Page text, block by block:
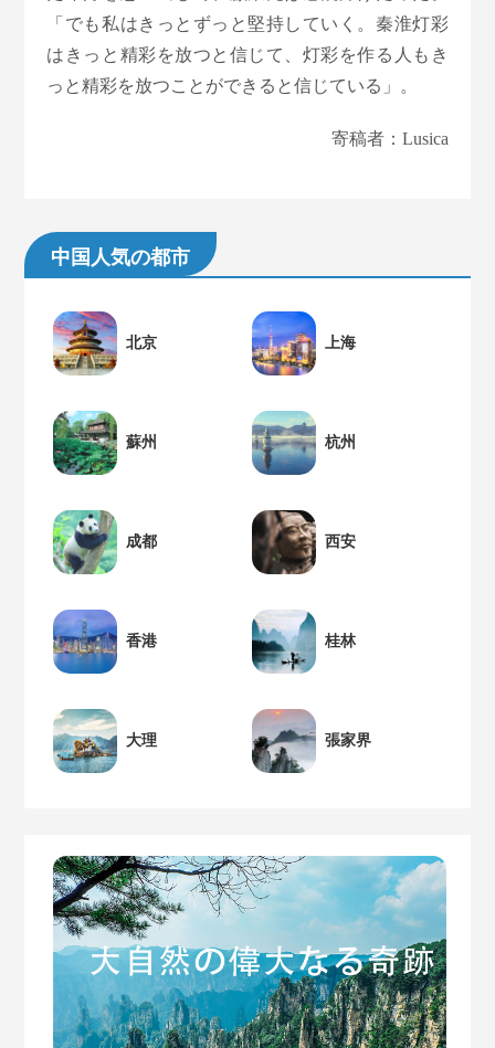
「でも私はきっとずっと堅持していく。秦淮灯彩
はきっと精彩を放つと信じて、灯彩を作る人もき
っと精彩を放つことができると信じている」。
寄稿者：Lusica
中国人気の都市
北京 上海
蘇州 杭州
成都 西安
香港 桂林
大理 張家界